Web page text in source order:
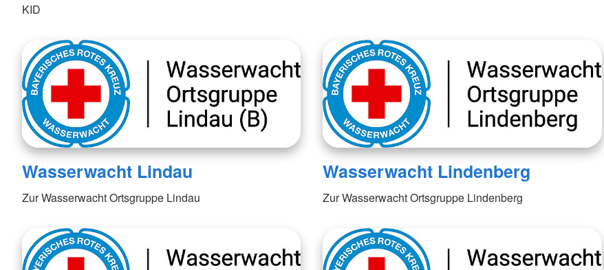
KID
Wasserwacht Lindau
Zur Wasserwacht Ortsgruppe Lindau
Wasserwacht Lindenberg
Zur Wasserwacht Ortsgruppe Lindenberg